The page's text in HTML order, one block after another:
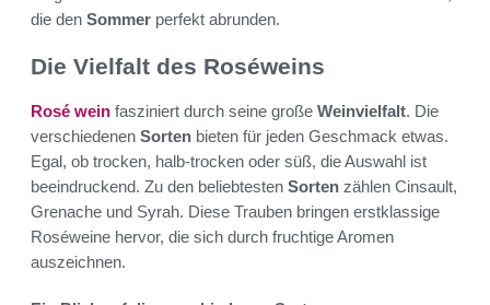
die den Sommer perfekt abrunden.
Die Vielfalt des Roséweins
Rosé wein fasziniert durch seine große Weinvielfalt. Die
verschiedenen Sorten bieten für jeden Geschmack etwas.
Egal, ob trocken, halb-trocken oder süß, die Auswahl ist
beeindruckend. Zu den beliebtesten Sorten zählen Cinsault,
Grenache und Syrah. Diese Trauben bringen erstklassige
Roséweine hervor, die sich durch fruchtige Aromen
auszeichnen.